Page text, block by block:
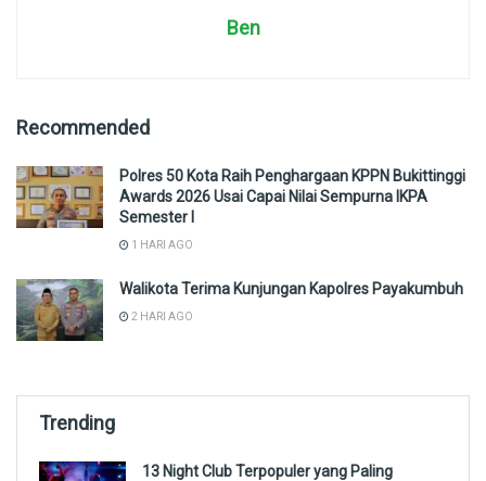
Ben
Recommended
Polres 50 Kota Raih Penghargaan KPPN Bukittinggi
Awards 2026 Usai Capai Nilai Sempurna IKPA
Semester I
1 HARI AGO
Walikota Terima Kunjungan Kapolres Payakumbuh
2 HARI AGO
Trending
13 Night Club Terpopuler yang Paling